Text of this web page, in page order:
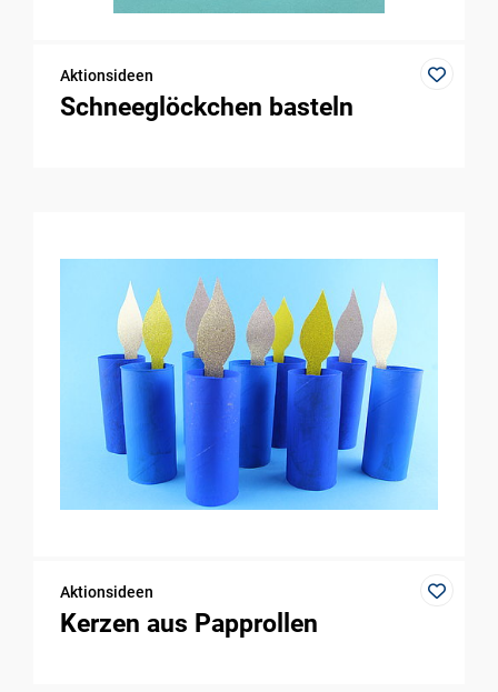
Aktionsideen
Schneeglöckchen basteln
Aktionsideen
Kerzen aus Papprollen